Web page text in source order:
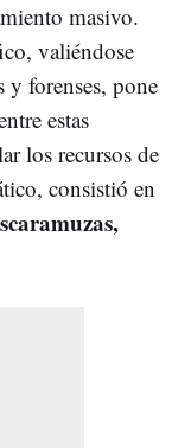
masivo.
valiéndose
forenses, pone
estas
los recursos de
consistió en